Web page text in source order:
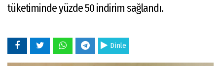
tüketiminde yüzde 50 indirim sağlandı.
Dinle